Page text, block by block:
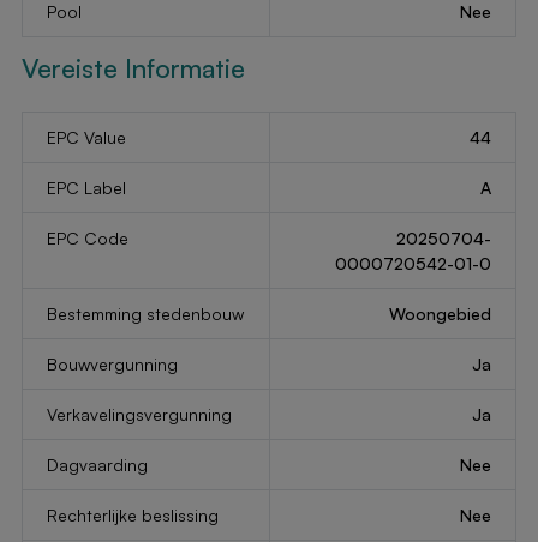
Pool Nee
Vereiste Informatie
EPC Value 44
EPC Label A
EPC Code
20250704-
0000720542-01-0
Bestemming stedenbouw Woongebied
Bouwvergunning Ja
Verkavelingsvergunning Ja
Dagvaarding Nee
Rechterlijke beslissing Nee